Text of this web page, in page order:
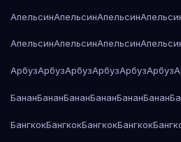
АпельсинАпельсинАпельсин
АпельсинАпельсинАпельсин
АрбузАрбузАрбузАрбузАрбузАрбуз
БананБананБананБананБананБанан
БангкокБангкокБангкокБангкок